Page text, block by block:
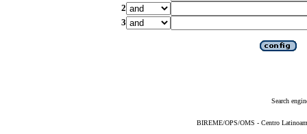
2
3
Search
BIREME/OPS/OMS - Centro